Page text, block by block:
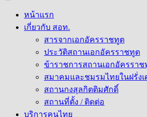
หน้าแรก
เกี่ยวกับ สอท.
สารจากเอกอัครราชทูต
ประวัติสถานเอกอัครราชทูต
ข้าราชการสถานเอกอัครรา
สมาคมและชมรมไทยในฝรั่งเ
สถานกงสุลกิตติมศักดิ์
สถานที่ตั้ง / ติดต่อ
บริการคนไทย